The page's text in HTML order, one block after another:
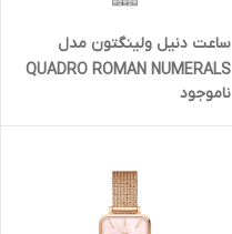
ساعت دنیل ولینگتون مدل
QUADRO ROMAN NUMERALS
5-Link سیلور صفحه سفید
(زنانه)
ناموجود